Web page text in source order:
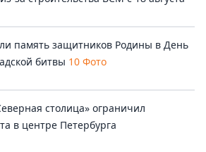
память защитников Родины в День
битвы 10 Фото
столица» ограничил
в центре Петербурга